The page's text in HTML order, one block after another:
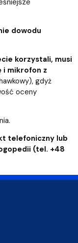
dowodu
korzystali, musi
i mikrofon z
gdyż
oceny
telefoniczny lub
(tel. +48